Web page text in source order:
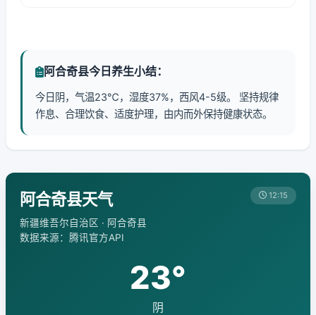
阿合奇县今日养生小结：
今日阴，气温23℃，湿度37%，西风4-5级。 坚持规律
作息、合理饮食、适度护理，由内而外保持健康状态。
阿合奇县天气
新疆维吾尔自治区 · 阿合奇县
数据来源：腾讯官方API
12:15
23°
阴